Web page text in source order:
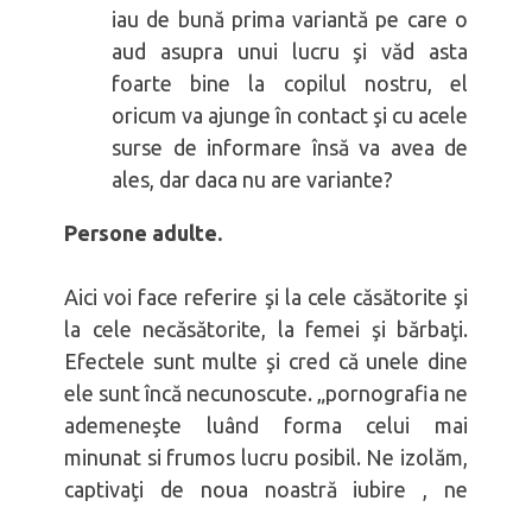
iau de bună prima variantă pe care o
aud asupra unui lucru şi văd asta
foarte bine la copilul nostru, el
oricum va ajunge în contact şi cu acele
surse de informare însă va avea de
ales, dar daca nu are variante?
Persone adulte.
Aici voi face referire şi la cele căsătorite şi
la cele necăsătorite, la femei şi bărbaţi.
Efectele sunt multe şi cred că unele dine
ele sunt încă necunoscute. „pornografia ne
ademeneşte luând forma celui mai
minunat si frumos lucru posibil. Ne izolăm,
captivaţi de noua noastră iubire , ne